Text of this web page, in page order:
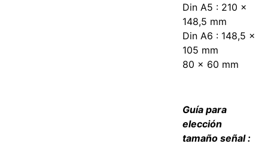
Din A5 : 210 x
148,5 mm
Din A6 : 148,5 x
105 mm
80 x 60 mm
Guía para
elección
tamaño señal :